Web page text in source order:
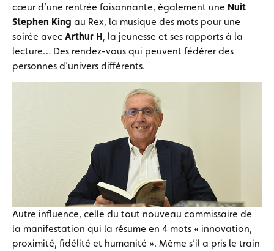
cœur d’une rentrée foisonnante, également une Nuit
Stephen King au Rex, la musique des mots pour une
soirée avec Arthur H, la jeunesse et ses rapports à la
lecture… Des rendez-vous qui peuvent fédérer des
personnes d’univers différents.
Autre influence, celle du tout nouveau commissaire de
la manifestation qui la résume en 4 mots « innovation,
proximité, fidélité et humanité ». Même s’il a pris le train